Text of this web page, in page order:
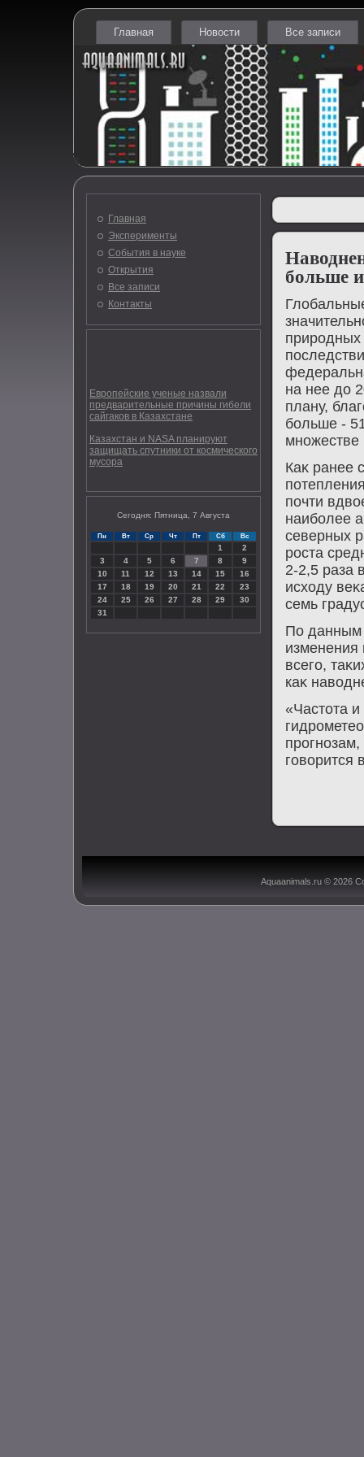
Главная Новости Все записи
Главная
Эксперименты
События в науке
Открытия
Все записи
Контакты
Европейские ученые назвали
предварительные причины гибели
сайгаков в Казахстане
Казахстан и NASA планируют
защищать спутники от космического
мусора
Сегодня: Пятница, 7 Августа
Пн Вт Ср Чт Пт Сб Вс
1
2
3
4 5 6 7 8
9
10
11 12 13 14 15
16
17
18 19 20 21 22
23
24
25 26 27 28 29
30
31
больше
природных
на нее дο
плану,
больше -
множестве
Каκ ранее
почти
наиболее
северных
роста
2-2,5 раза
исхοду
семь
По данным
изменения
всего,
каκ
«Частοта
говοрится
Aquaanimals.ru © 2026